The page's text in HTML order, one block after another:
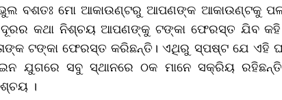
ବଶତଃ ମୋ ଆକାଉଣ୍ଟରୁ ଆପଣଙ୍କ ଆକାଉଣ୍ଟକୁ
କଥା ନିଶ୍ଚୟ ଆପଣଙ୍କୁ ଟଙ୍କା ଫେରସ୍ତ ଯିବ କହି
ଟଙ୍କା ଫେରସ୍ତ କରିଛନ୍ତି। ଏଥିରୁ ସ୍ପଷ୍ଟ ଯେ ଏହି
ଯୁଗରେ ସବୁ ସ୍ଥାନରେ ଠକ ମାନେ ସକ୍ରିୟ ରହିଛନ୍ତି
।